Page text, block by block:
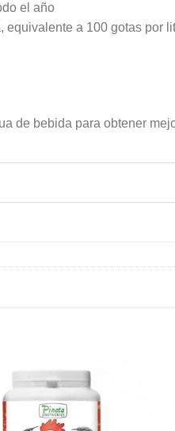
el año
equivalente a 100 gotas por
de bebida para obtener